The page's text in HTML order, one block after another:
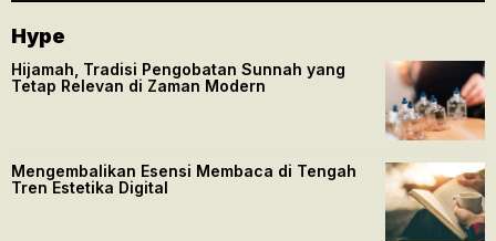
Hype
Hijamah, Tradisi Pengobatan Sunnah yang
Tetap Relevan di Zaman Modern
Mengembalikan Esensi Membaca di Tengah
Tren Estetika Digital